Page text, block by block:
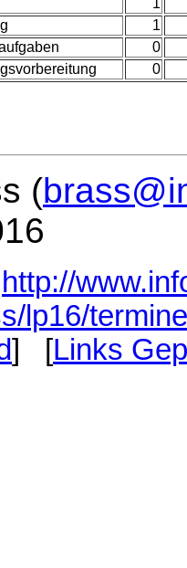
1
1
0
0
(
http://
lp16/
] [Links